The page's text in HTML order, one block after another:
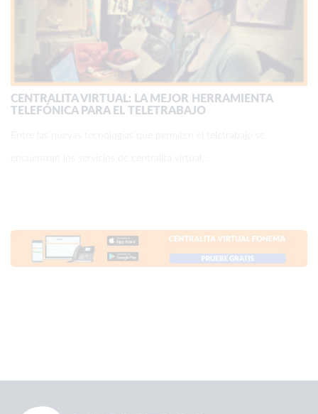
CENTRALITA VIRTUAL: LA MEJOR HERRAMIENTA
TELEFÓNICA PARA EL TELETRABAJO
Entre las nuevas tecnologías que permiten el teletrabajo se
encuentran los servicios de centralita virtual…